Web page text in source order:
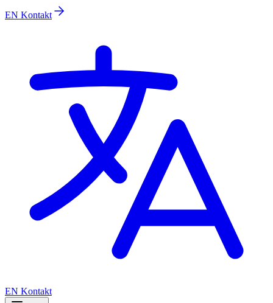
EN Kontakt
EN Kontakt